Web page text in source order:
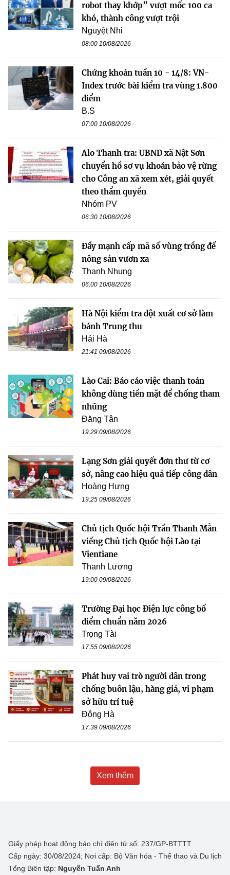
robot thay khớp” vượt mốc 100 ca
khó, thành công vượt trội
Nguyệt Nhi
08:00 10/08/2026
Chứng khoán tuần 10 - 14/8: VN-
Index trước bài kiểm tra vùng 1.800
điểm
B.S
07:00 10/08/2026
Alo Thanh tra: UBND xã Nật Sơn
chuyển hồ sơ vụ khoán bảo vệ rừng
cho Công an xã xem xét, giải quyết
theo thẩm quyền
Nhóm PV
06:30 10/08/2026
Đẩy mạnh cấp mã số vùng trồng để
nông sản vươn xa
Thanh Nhung
06:00 10/08/2026
Hà Nội kiểm tra đột xuất cơ sở làm
bánh Trung thu
Hải Hà
21:41 09/08/2026
Lào Cai: Báo cáo việc thanh toán
không dùng tiền mặt để chống tham
nhũng
Đăng Tân
19:29 09/08/2026
Lạng Sơn giải quyết đơn thư từ cơ
sở, nâng cao hiệu quả tiếp công dân
Hoàng Hưng
19:25 09/08/2026
Chủ tịch Quốc hội Trần Thanh Mẫn
viếng Chủ tịch Quốc hội Lào tại
Vientiane
Thanh Lương
19:00 09/08/2026
Trường Đại học Điện lực công bố
điểm chuẩn năm 2026
Trọng Tài
17:55 09/08/2026
Phát huy vai trò người dân trong
chống buôn lậu, hàng giả, vi phạm
sở hữu trí tuệ
Đông Hà
17:39 09/08/2026
Xem thêm
Giấy phép hoạt động báo chí điện tử số: 237/GP-BTTTT
Cấp ngày: 30/08/2024; Nơi cấp: Bộ Văn hóa - Thể thao và Du lịch
Tổng Biên tập: Nguyễn Tuấn Anh